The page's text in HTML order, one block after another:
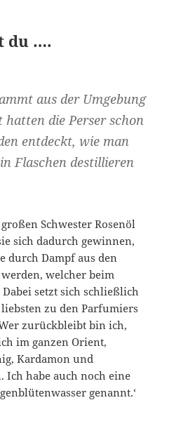
du ….
aus der Umgebung
die Perser schon
entdeckt, wie man
Flaschen destillieren
Schwester Rosenöl
sich dadurch gewinnen,
durch Dampf aus den
welcher beim
setzt sich schließlich
zu den Parfumiers
zurückbleibt bin ich,
im ganzen Orient,
Kardamon und
Ich habe auch noch eine
genannt.‘